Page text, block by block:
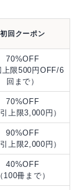
初回クーポン
70%OFF
上限500円OFF/6
回まで）
70%OFF
引上限3,000円）
90%OFF
引上限2,000円）
40%OFF
（100冊まで）